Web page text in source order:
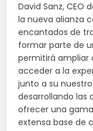
David Sanz, CEO
la nueva alianza
encantados de
formar parte de
permitirá ampliar
acceder a la
junto a su
desarrollando las
ofrecer una
extensa base de